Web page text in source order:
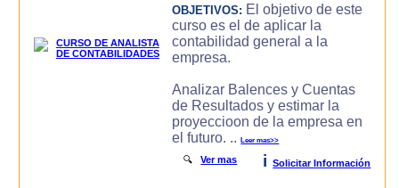
OBJETIVOS: El objetivo de este
curso es el de aplicar la
contabilidad general a la
empresa.
Analizar Balences y Cuentas
de Resultados y estimar la
proyeccioon de la empresa en
el futuro. ..Leer mas>>
🔍Ver mas i Solicitar Información